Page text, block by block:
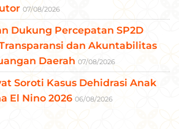
07/08/2026
Dukung Percepatan SP2D
dan Akuntabilitas
Daerah 07/08/2026
Soroti Kasus Dehidrasi Anak
El Nino 2026 06/08/2026